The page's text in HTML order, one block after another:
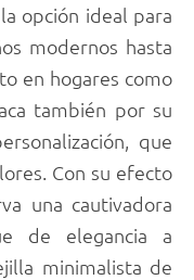
opción ideal para
modernos hasta
en hogares como
también por su
que
Con su efecto
una cautivadora
de elegancia a
minimalista de